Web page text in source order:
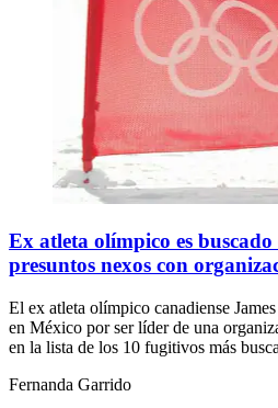
Ex atleta olímpico es
presuntos nexos con
El ex atleta olímpico canadiense
en México por ser líder de una
en la lista de los 10 fugitivos más
Fernanda Garrido